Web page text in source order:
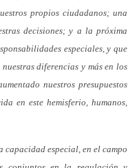
propios ciudadanos; una
decisiones; y a la próxima
especiales, y que
diferencias y más en los
nuestros presupuestos
en este hemisferio, humanos,
especial, en el campo